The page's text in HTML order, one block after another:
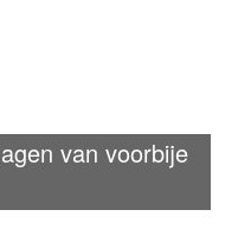
van voorbije